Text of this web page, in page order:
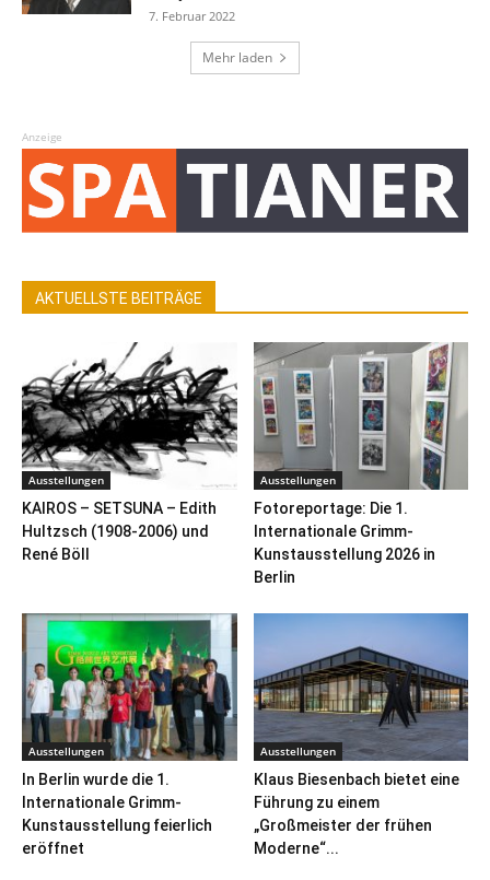
7. Februar 2022
Mehr laden
Anzeige
AKTUELLSTE BEITRÄGE
Ausstellungen
KAIROS – SETSUNA – Edith
Hultzsch (1908-2006) und
René Böll
Ausstellungen
Fotoreportage: Die 1.
Internationale Grimm-
Kunstausstellung 2026 in
Berlin
Ausstellungen
In Berlin wurde die 1.
Internationale Grimm-
Kunstausstellung feierlich
eröffnet
Ausstellungen
Klaus Biesenbach bietet eine
Führung zu einem
„Großmeister der frühen
Moderne“...